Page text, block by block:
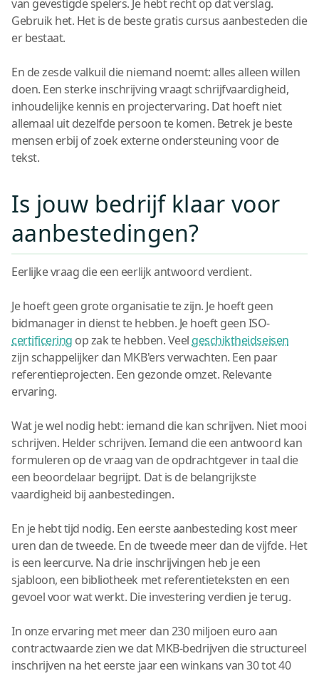
van gevestigde spelers. Je hebt recht op dat verslag.
Gebruik het. Het is de beste gratis cursus aanbesteden die
er bestaat.
En de zesde valkuil die niemand noemt: alles alleen willen
doen. Een sterke inschrijving vraagt schrijfvaardigheid,
inhoudelijke kennis en projectervaring. Dat hoeft niet
allemaal uit dezelfde persoon te komen. Betrek je beste
mensen erbij of zoek externe ondersteuning voor de
tekst.
Is jouw bedrijf klaar voor
aanbestedingen?
Eerlijke vraag die een eerlijk antwoord verdient.
Je hoeft geen grote organisatie te zijn. Je hoeft geen
bidmanager in dienst te hebben. Je hoeft geen ISO-
certificering op zak te hebben. Veel geschiktheidseisen
zijn schappelijker dan MKB'ers verwachten. Een paar
referentieprojecten. Een gezonde omzet. Relevante
ervaring.
Wat je wel nodig hebt: iemand die kan schrijven. Niet mooi
schrijven. Helder schrijven. Iemand die een antwoord kan
formuleren op de vraag van de opdrachtgever in taal die
een beoordelaar begrijpt. Dat is de belangrijkste
vaardigheid bij aanbestedingen.
En je hebt tijd nodig. Een eerste aanbesteding kost meer
uren dan de tweede. En de tweede meer dan de vijfde. Het
is een leercurve. Na drie inschrijvingen heb je een
sjabloon, een bibliotheek met referentieteksten en een
gevoel voor wat werkt. Die investering verdien je terug.
In onze ervaring met meer dan 230 miljoen euro aan
contractwaarde zien we dat MKB-bedrijven die structureel
inschrijven na het eerste jaar een winkans van 30 tot 40